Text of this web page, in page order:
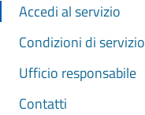
Accedi al servizio
Condizioni di servizio
Ufficio responsabile
Contatti